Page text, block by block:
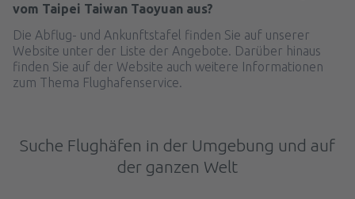
vom Taipei Taiwan Taoyuan aus?
Die Abflug- und Ankunftstafel finden Sie auf unserer
Website unter der Liste der Angebote. Darüber hinaus
finden Sie auf der Website auch weitere Informationen
zum Thema Flughafenservice.
Suche Flughäfen in der Umgebung und auf
der ganzen Welt